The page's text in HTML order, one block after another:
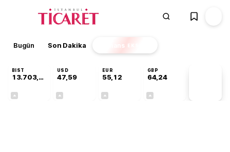
Bugün Son Dakika Finans EKSTRA
BIST
13.703,13
USD
47,59
EUR
55,12
GBP
64,24